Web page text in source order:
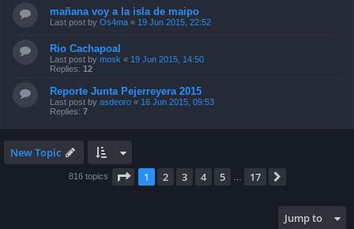
mañana voy a la isla de maipo
Last post by Os4ma « 19 Jun 2015, 22:52
Rio Cachapoal
Last post by mosk « 19 Jun 2015, 14:50
Replies: 12
Reporte Junta Pejerreyera 2015
Last post by asdeoro « 16 Jun 2015, 09:53
Replies: 7
New Topic
816 topics Page 1of 17
1 2 3 4 5 17
Jump to